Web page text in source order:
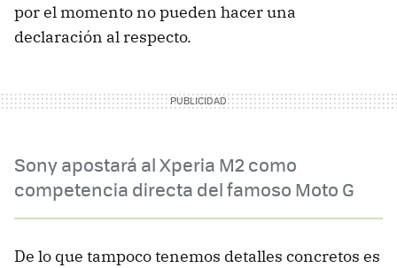
por el momento no pueden hacer una
declaración al respecto.
Sony apostará al Xperia M2 como
competencia directa del famoso Moto G
De lo que tampoco tenemos detalles concretos es